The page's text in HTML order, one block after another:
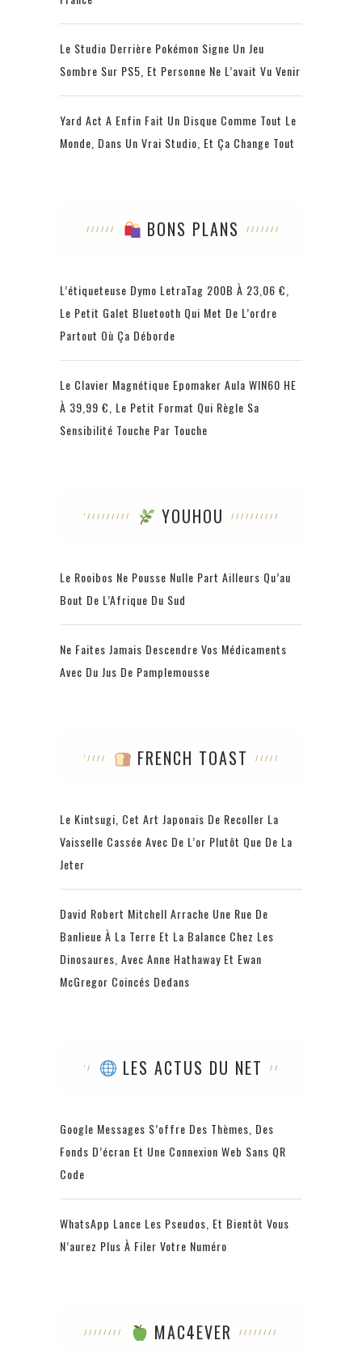
Le Studio Derrière Pokémon Signe Un Jeu
Sombre Sur PS5, Et Personne Ne L’avait Vu Venir
Yard Act A Enfin Fait Un Disque Comme Tout Le
Monde, Dans Un Vrai Studio, Et Ça Change Tout
BONS PLANS
L’étiqueteuse Dymo LetraTag 200B À 23,06 €,
Le Petit Galet Bluetooth Qui Met De L’ordre
Partout Où Ça Déborde
Le Clavier Magnétique Epomaker Aula WIN60 HE
À 39,99 €, Le Petit Format Qui Règle Sa
Sensibilité Touche Par Touche
YOUHOU
Le Rooibos Ne Pousse Nulle Part Ailleurs Qu’au
Bout De L’Afrique Du Sud
Ne Faites Jamais Descendre Vos Médicaments
Avec Du Jus De Pamplemousse
FRENCH TOAST
Le Kintsugi, Cet Art Japonais De Recoller La
Vaisselle Cassée Avec De L’or Plutôt Que De La
Jeter
David Robert Mitchell Arrache Une Rue De
Banlieue À La Terre Et La Balance Chez Les
Dinosaures, Avec Anne Hathaway Et Ewan
McGregor Coincés Dedans
LES ACTUS DU NET
Google Messages S’offre Des Thèmes, Des
Fonds D’écran Et Une Connexion Web Sans QR
Code
WhatsApp Lance Les Pseudos, Et Bientôt Vous
N’aurez Plus À Filer Votre Numéro
MAC4EVER